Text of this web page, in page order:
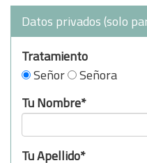
Datos privados (solo
Tratamiento
Señor
Señora
Tu Nombre*
Tu Apellido*